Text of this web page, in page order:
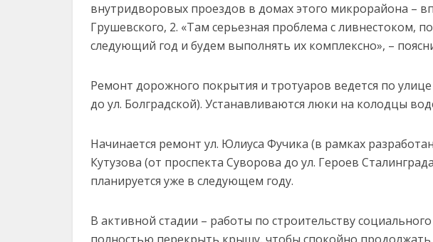
внутридворовых проездов в домах этого микрорайона –
Грушевского, 2. «Там серьезная проблема с ливнестоком,
следующий год и будем выполнять их комплексно», –
Ремонт дорожного покрытия и тротуаров ведется по
до ул. Болградской). Устанавливаются люки на колодцы
Начинается ремонт ул. Юлиуса Фучика (в рамках
Кутузова (от проспекта Суворова до ул. Героев
планируется уже в следующем году.
В активной стадии – работы по строительству